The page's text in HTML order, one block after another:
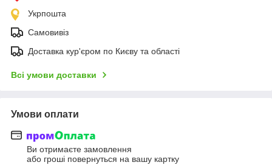
Укрпошта
Самовивіз
Доставка кур'єром по Києву та області
Всі умови доставки
Умови оплати
Ви отримаєте замовлення
або гроші повернуться на вашу картку